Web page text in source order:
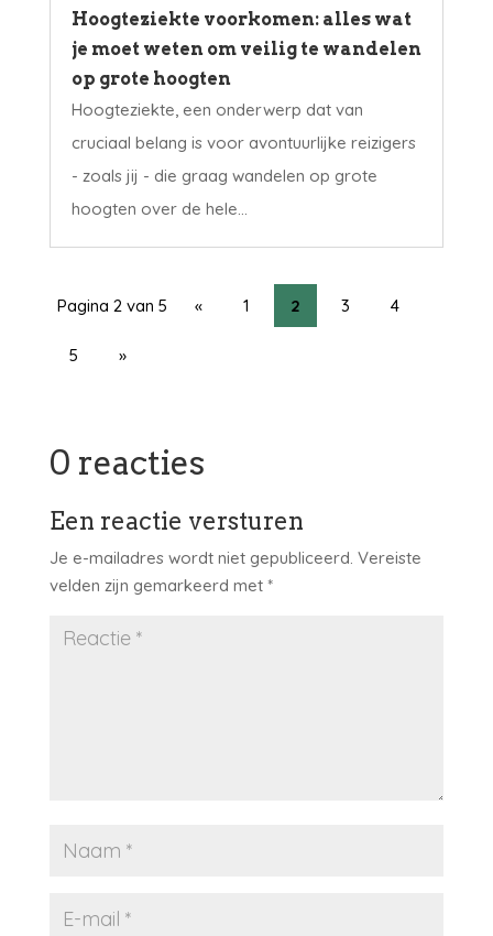
Hoogteziekte voorkomen: alles wat
je moet weten om veilig te wandelen
op grote hoogten
Hoogteziekte, een onderwerp dat van
cruciaal belang is voor avontuurlijke reizigers
- zoals jij - die graag wandelen op grote
hoogten over de hele...
Pagina 2 van 5 « 1 2 3 4
5 »
0 reacties
Een reactie versturen
Je e-mailadres wordt niet gepubliceerd. Vereiste
velden zijn gemarkeerd met *